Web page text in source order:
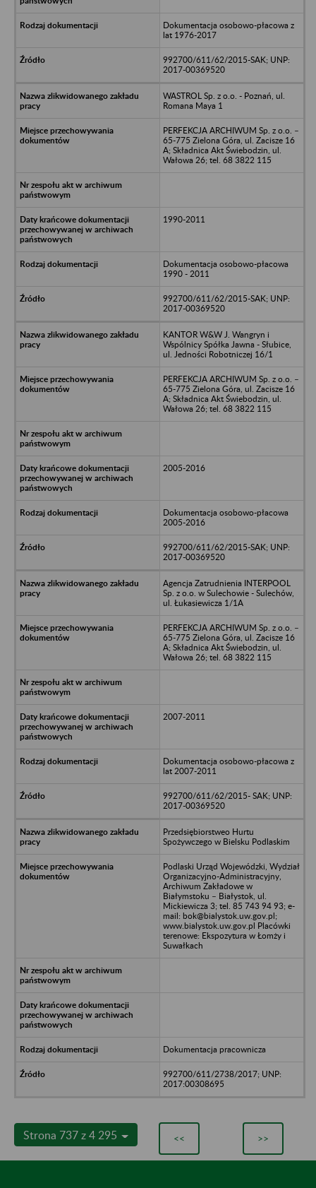
Dokumentacja osobowo-płacowa z
lat 1976-2017
992700/611/62/2015-SAK; UNP:
2017-00369520
WASTROL Sp. z o.o. - Poznań, ul.
Romana Maya 1
PERFEKCJA ARCHIWUM Sp. z o.o. –
65-775 Zielona Góra, ul. Zacisze 16
A; Składnica Akt Świebodzin, ul.
Wałowa 26; tel. 68 3822 115
1990-2011
Dokumentacja osobowo-płacowa
1990 - 2011
992700/611/62/2015-SAK; UNP:
2017-00369520
KANTOR W&W J. Wangryn i
Wspólnicy Spółka Jawna - Słubice,
ul. Jedności Robotniczej 16/1
PERFEKCJA ARCHIWUM Sp. z o.o. –
65-775 Zielona Góra, ul. Zacisze 16
A; Składnica Akt Świebodzin, ul.
Wałowa 26; tel. 68 3822 115
2005-2016
Dokumentacja osobowo-płacowa
2005-2016
992700/611/62/2015-SAK; UNP:
2017-00369520
Agencja Zatrudnienia INTERPOOL
Sp. z o.o. w Sulechowie - Sulechów,
ul. Łukasiewicza 1/1A
PERFEKCJA ARCHIWUM Sp. z o.o. –
65-775 Zielona Góra, ul. Zacisze 16
A; Składnica Akt Świebodzin, ul.
Wałowa 26; tel. 68 3822 115
2007-2011
Dokumentacja osobowo-płacowa z
lat 2007-2011
992700/611/62/2015- SAK; UNP:
2017-00369520
Przedsiębiorstweo Hurtu
Spożywczego w Bielsku Podlaskim
Podlaski Urząd Wojewódzki, Wydział
Organizacyjno-Administracyjny,
Archiwum Zakładowe w
Białymstoku – Białystok, ul.
Mickiewicza 3; tel. 85 743 94 93; e-
mail: bok@bialystok.uw.gov.pl;
www.bialystok.uw.gov.pl Placówki
terenowe: Ekspozytura w Łomży i
Suwałkach
Dokumentacja pracownicza
992700/611/2738/2017; UNP:
2017:00308695
Strona 737 z 4 295 << >>